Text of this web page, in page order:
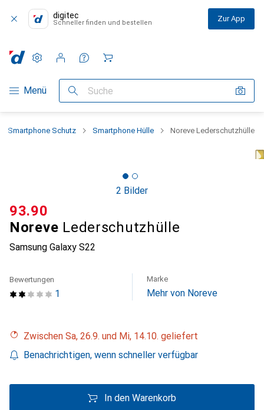
digitec
Schneller finden und bestellen Zur App
Navigation nach Kategorien
Menü Suche
Einstellungen
Kundenkonto
Vergleichslisten
Merklisten
Warenkorb
Smartphone Schutz Smartphone Hülle Noreve Lederschutzhülle
2 Bilder
Noreve Lederschutzhülle
Samsung Galaxy S22
CHF
93.90
1
Bewertungen Marke
Mehr von Noreve
Zwischen Sa, 26.9. und Mi, 14.10. geliefert
Benachrichtigen, wenn schneller verfügbar
In den Warenkorb